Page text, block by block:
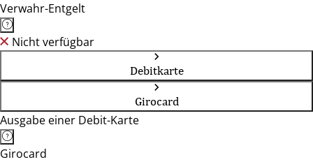
Verwahr-Entgelt
Nicht verfügbar
Debitkarte
Girocard
Ausgabe einer Debit-Karte
Girocard